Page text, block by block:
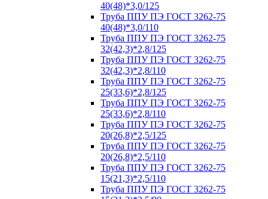
40(48)*3,0/125
Труба ППУ ПЭ ГОСТ 3262-75
40(48)*3,0/110
Труба ППУ ПЭ ГОСТ 3262-75
32(42,3)*2,8/125
Труба ППУ ПЭ ГОСТ 3262-75
32(42,3)*2,8/110
Труба ППУ ПЭ ГОСТ 3262-75
25(33,6)*2,8/125
Труба ППУ ПЭ ГОСТ 3262-75
25(33,6)*2,8/110
Труба ППУ ПЭ ГОСТ 3262-75
20(26,8)*2,5/125
Труба ППУ ПЭ ГОСТ 3262-75
20(26,8)*2,5/110
Труба ППУ ПЭ ГОСТ 3262-75
15(21,3)*2,5/110
Труба ППУ ПЭ ГОСТ 3262-75